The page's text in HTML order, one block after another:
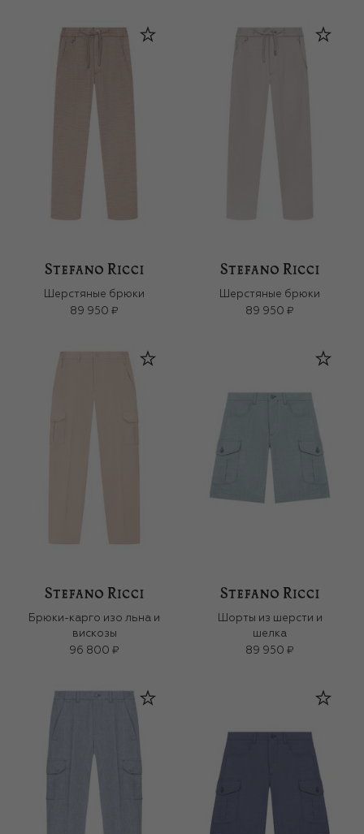
Шерстяные брюки
89 950 ₽
Шерстяные брюки
89 950 ₽
Брюки-карго изо льна и
вискозы
96 800 ₽
Шорты из шерсти и
шелка
89 950 ₽